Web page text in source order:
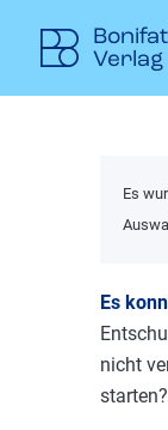
Es
Es
nicht
starten?